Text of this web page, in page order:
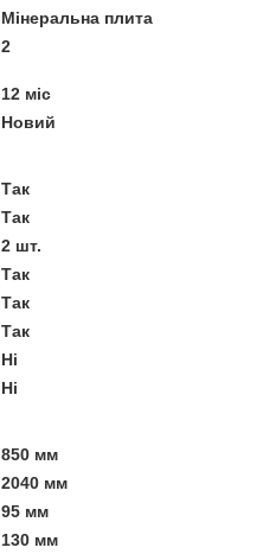
Мінеральна плита
2
12 міс
Новий
Так
Так
2 шт.
Так
Так
Так
Ні
Ні
850 мм
2040 мм
95 мм
130 мм